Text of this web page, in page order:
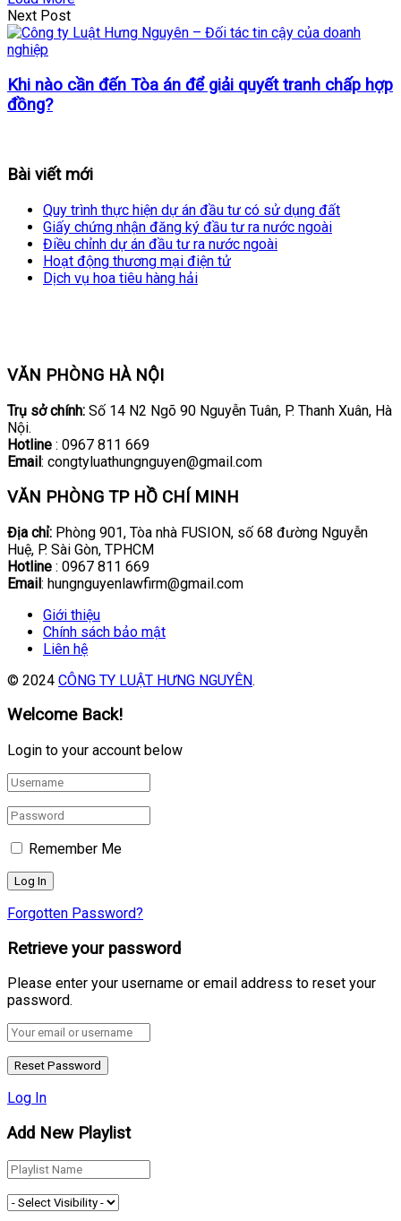
Next Post
Khi nào cần đến Tòa án để giải quyết tranh chấp hợp
đồng?
Bài viết mới
Quy trình thực hiện dự án đầu tư có sử dụng đất
Giấy chứng nhận đăng ký đầu tư ra nước ngoài
Điều chỉnh dự án đầu tư ra nước ngoài
Hoạt động thương mại điện tử
Dịch vụ hoa tiêu hàng hải
VĂN PHÒNG HÀ NỘI
Trụ sở chính: Số 14 N2 Ngõ 90 Nguyễn Tuân, P. Thanh Xuân, Hà
Nội.
Hotline : 0967 811 669
Email: congtyluathungnguyen@gmail.com
VĂN PHÒNG TP HỒ CHÍ MINH
Địa chỉ: Phòng 901, Tòa nhà FUSION, số 68 đường Nguyễn
Huệ, P. Sài Gòn, TPHCM
Hotline : 0967 811 669
Email: hungnguyenlawfirm@gmail.com
Giới thiệu
Chính sách bảo mật
Liên hệ
© 2024 CÔNG TY LUẬT HƯNG NGUYÊN.
Welcome Back!
Login to your account below
Remember Me
Forgotten Password?
Retrieve your password
Please enter your username or email address to reset your
password.
Log In
Add New Playlist